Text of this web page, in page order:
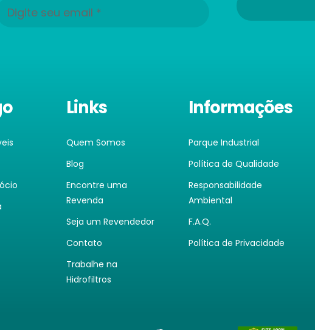
Links
Quem Somos
Blog
Encontre uma
Revenda
Seja um Revendedor
Contato
Trabalhe na
Hidrofiltros
Informações
Parque Industrial
Política de Qualidade
Responsabilidade
Ambiental
F.A.Q.
Política de Privacidade